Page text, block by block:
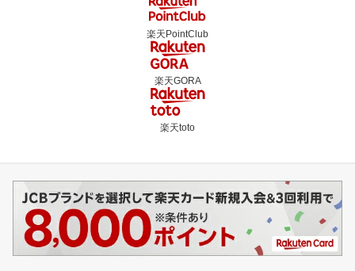
楽天PointClub
楽天GORA
楽天toto